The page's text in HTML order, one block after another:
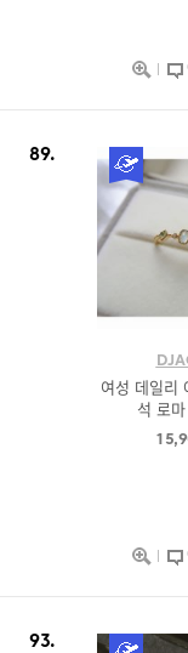
89.
여성 데일리
석 로
93.